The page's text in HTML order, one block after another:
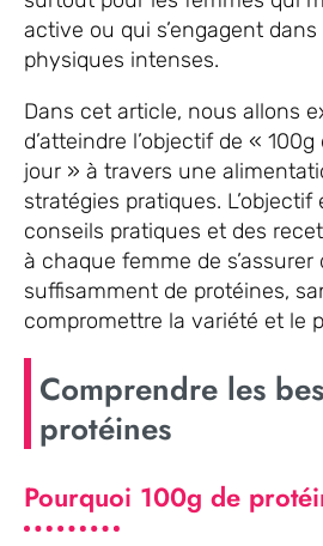
active ou qui s’engagent
physiques intenses.
Dans cet article, nous allons
d’atteindre l’objectif de «
jour » à travers une
stratégies pratiques.
conseils pratiques et des
à chaque femme de s’assurer
suffisamment de protéines,
compromettre la variété et le
Comprendre les
protéines
Pourquoi 100g de